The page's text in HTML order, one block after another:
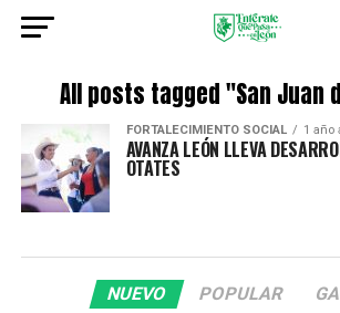
All posts tagged "San Juan
FORTALECIMIENTO SOCIAL 1 año
AVANZA LEÓN LLEVA
OTATES
NUEVO POPULAR